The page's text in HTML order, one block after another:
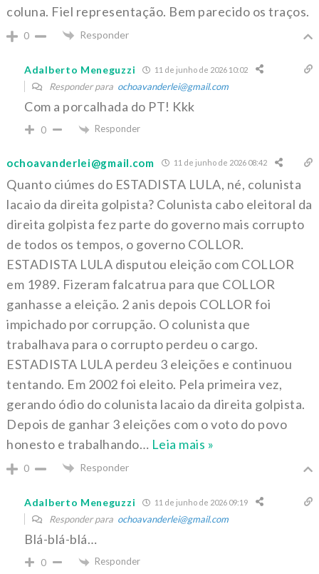
coluna. Fiel representação. Bem parecido os traços.
0 Responder
Adalberto Meneguzzi 11 de junho de 2026 10:02
Responder para ochoavanderlei@gmail.com
Com a porcalhada do PT! Kkk
0 Responder
ochoavanderlei@gmail.com 11 de junho de 2026 08:42
Quanto ciúmes do ESTADISTA LULA, né, colunista
lacaio da direita golpista? Colunista cabo eleitoral da
direita golpista fez parte do governo mais corrupto
de todos os tempos, o governo COLLOR.
ESTADISTA LULA disputou eleição com COLLOR
em 1989. Fizeram falcatrua para que COLLOR
ganhasse a eleição. 2 anis depois COLLOR foi
impichado por corrupção. O colunista que
trabalhava para o corrupto perdeu o cargo.
ESTADISTA LULA perdeu 3 eleições e continuou
tentando. Em 2002 foi eleito. Pela primeira vez,
gerando ódio do colunista lacaio da direita golpista.
Depois de ganhar 3 eleições com o voto do povo
honesto e trabalhando… Leia mais »
0 Responder
Adalberto Meneguzzi 11 de junho de 2026 09:19
Responder para ochoavanderlei@gmail.com
Blá-blá-blá…
0 Responder